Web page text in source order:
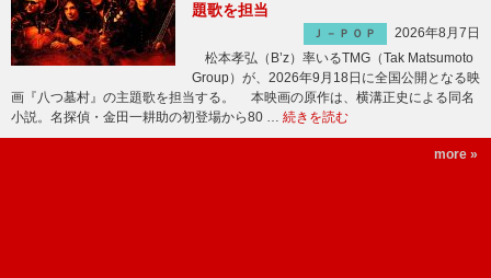
題歌を担当
Ｊ－ＰＯＰ
2026年8月7日
松本孝弘（B’z）率いるTMG（Tak Matsumoto
Group）が、2026年9月18日に全国公開となる映
画『八つ墓村』の主題歌を担当する。 本映画の原作は、横溝正史による同名
小説。名探偵・金田一耕助の初登場から80 … 続きを読む
more »